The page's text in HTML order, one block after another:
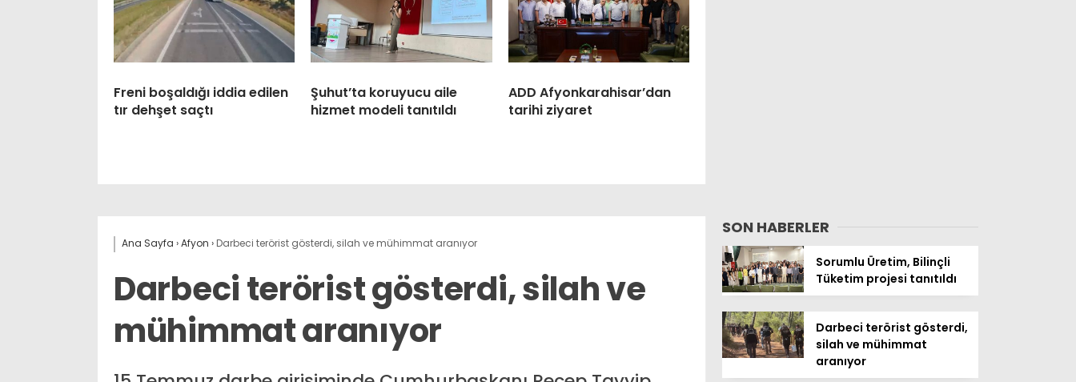
Freni boşaldığı iddia edilen
tır dehşet saçtı
Şuhut’ta koruyucu aile
hizmet modeli tanıtıldı
ADD Afyonkarahisar’dan
tarihi ziyaret
Ana Sayfa ›Afyon › Darbeci terörist gösterdi, silah ve mühimmat aranıyor
Darbeci terörist gösterdi, silah ve
mühimmat aranıyor
SON HABERLER
Sorumlu Üretim, Bilinçli
Tüketim projesi tanıtıldı
Darbeci terörist gösterdi,
silah ve mühimmat
aranıyor